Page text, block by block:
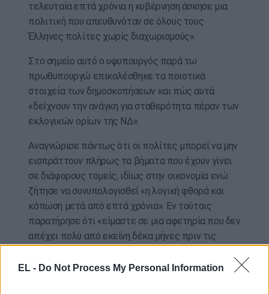
EL - Do Not Process My Personal Information
τελευταία επτά χρόνια η κυβέρνηση άσκησε μια
πολιτική που απευθυνόταν σε όλους τους
Έλληνες πολίτες χωρίς διαχωρισμούς».
Στο σημείο αυτό ο υφυπουργός παρά τω
πρωθυπουργώ επικαλέσθηκε τα ποιοτικά
στοιχεία των δημοσκοπήσεων και πώς αυτά
«δείχνουν την ανάγκη για σταθερότητα πέραν των
εκλογικών ορίων της ΝΔ».
Αναγνώρισε πάντως ότι οι πολίτες μπορεί να μην
εισπράττουν πλήρως τα βήματα που έχουν γίνει
σε διάφορους τομείς, ιδίως στην οικονομία ενώ
ζήτησε να συνυπολογισθεί «η λογική φθορά και
κόπωση μετά από επτά χρόνια». Εν τούτοις
παρατήρησε ότι «είμαστε σε μια αφετηρία που δεν
απέχει πολύ από εκείνη δέκα μήνες πριν τις
διαφορετικές φυσικά, άλλο τα τέσσερα χρόνια